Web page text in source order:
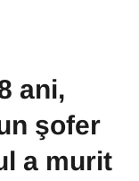
ani,
şofer
a murit